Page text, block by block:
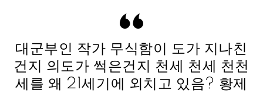
대군부인 작가 무식함이 도가 지나친
건지 의도가 썩은건지 천세 천세 천천
세를 왜 21세기에 외치고 있음? 황제